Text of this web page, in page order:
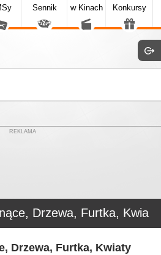
Sennik w Kinach Konkursy
REKLAMA
Drzewa, Furtka, Kwia
Drzewa, Furtka, Kwiaty